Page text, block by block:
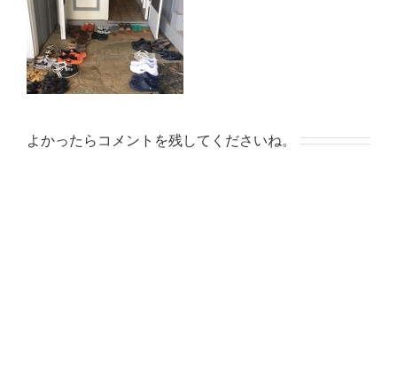
よかったらコメントを残してくださいね。